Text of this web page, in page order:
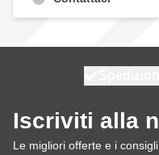
Iscriviti alla
Le migliori offerte e i